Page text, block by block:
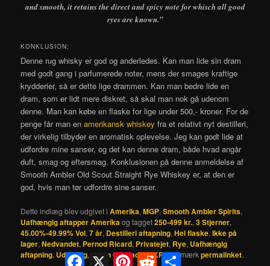
and smooth, it retains the direct and spicy note for whisch all good
ryes are known.”
KONKLUSION:
Denne rug whisky er god og anderledes. Kan man lide sin dram
med godt gang i parfumerede noter, mens der smages kraftige
krydderier, så er dette lige drammen. Kan man bedre lide en
dram, som er lidt mere diskret, så skal man nok gå udenom
denne. Man kan købe en flaske for lige under 500,- kroner. For de
penge får man enamerikansk whiskey fra et relativt nyt destilleri,
der virkelig tilbyder en aromatisk oplevelse. Jeg kan godt lide at
udfordre mine sanser, og det kan denne dram, både hvad angår
duft, smag og eftersmag. Konklusionen på denne anmeldelse af
Smooth Ambler Old Scout Straight Rye Whiskey er, at den er
god, hvis man tør udfordre sine sanser.
Dette indlæg blev udgivet iAmerika,MGP,Smooth Ambler Spirits,
Uafhængig aftapper Amerikaog tagget250-499 kr.,3 Stjerner,
45.00%-49.99% Vol,7 år, Destilleri aftapning,Hel flaske,Ikke på
lager,Nedvandet, Pernod Ricard, Privatejet, Rye, Uafhængig
aftapning, Uden røg, Virgin Oak fadafJKP. Bogmærkpermalinket.
Facebook
X PinterestReddit Share